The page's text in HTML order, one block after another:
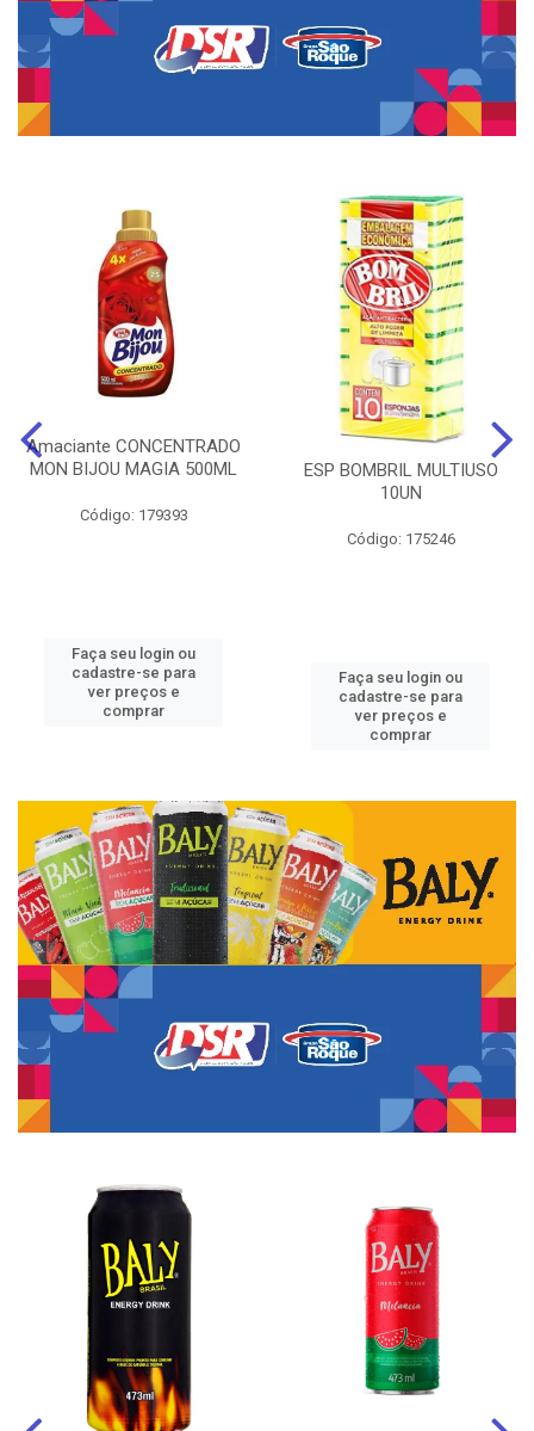
Amaciante CONCENTRADO
MON BIJOU MAGIA 500ML
Código: 179393
Faça seu login ou
cadastre-se para
ver preços e
comprar
ESP BOMBRIL MULTIUSO
10UN
Código: 175246
Faça seu login ou
cadastre-se para
ver preços e
comprar